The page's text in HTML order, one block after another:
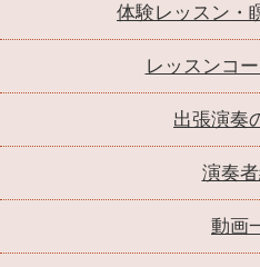
体験レッスン・
レッスンコ
出張演奏
演奏
動画